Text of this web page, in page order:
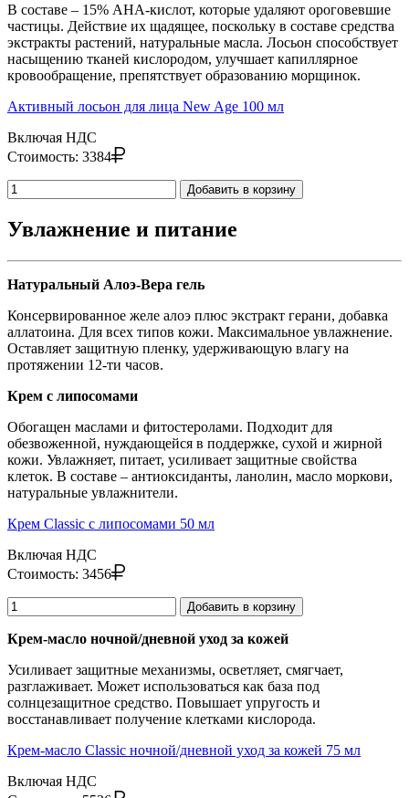
В составе – 15% АНА-кислот, которые удаляют ороговевшие
частицы. Действие их щадящее, поскольку в составе средства
экстракты растений, натуральные масла. Лосьон способствует
насыщению тканей кислородом, улучшает капиллярное
кровообращение, препятствует образованию морщинок.
Активный лосьон для лица New Age 100 мл
Включая НДС
Стоимость: 3384
Добавить в корзину
Увлажнение и питание
Натуральный Алоэ-Вера гель
Консервированное желе алоэ плюс экстракт герани, добавка
аллатоина. Для всех типов кожи. Максимальное увлажнение.
Оставляет защитную пленку, удерживающую влагу на
протяжении 12-ти часов.
Крем с липосомами
Обогащен маслами и фитостеролами. Подходит для
обезвоженной, нуждающейся в поддержке, сухой и жирной
кожи. Увлажняет, питает, усиливает защитные свойства
клеток. В составе – антиоксиданты, ланолин, масло моркови,
натуральные увлажнители.
Крем Classic с липосомами 50 мл
Включая НДС
Стоимость: 3456
Добавить в корзину
Крем-масло ночной/дневной уход за кожей
Усиливает защитные механизмы, осветляет, смягчает,
разглаживает. Может использоваться как база под
солнцезащитное средство. Повышает упругость и
восстанавливает получение клетками кислорода.
Крем-масло Classic ночной/дневной уход за кожей 75 мл
Включая НДС